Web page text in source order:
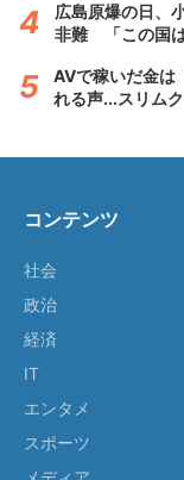
広島原爆の日、
非難 「この国は
AVで稼いだ金
れる声...スリム
コンテンツ
社会
政治
経済
IT
エンタメ
スポーツ